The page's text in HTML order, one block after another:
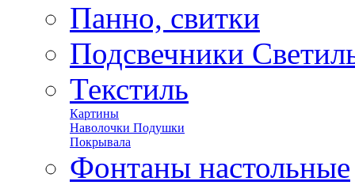
Панно, свитки
Подсвечники
Текстиль
Картины
Наволочки Подушки
Покрывала
Фонтаны настольные